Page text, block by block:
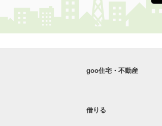
goo住宅・不動産
借りる